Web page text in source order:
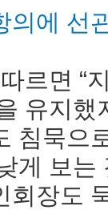
의에 선
르면 “
유지했
침묵으
게 보는
회장도